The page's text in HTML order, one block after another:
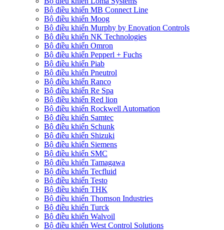
Bộ điều khiển MB Connect Line
Bộ điều khiển Moog
Bộ điều khiển Murphy by Enovation Controls
Bộ điều khiển NK Technologies
Bộ điều khiển Omron
Bộ điều khiển Pepperl + Fuchs
Bộ điều khiển Piab
Bộ điều khiển Pneutrol
Bộ điều khiển Ranco
Bộ điều khiển Re Spa
Bộ điều khiển Red lion
Bộ điều khiển Rockwell Automation
Bộ điều khiển Samtec
Bộ điều khiển Schunk
Bộ điều khiển Shizuki
Bộ điều khiển Siemens
Bộ điều khiển SMC
Bộ điều khiển Tamagawa
Bộ điều khiển Tecfluid
Bộ điều khiển Testo
Bộ điều khiển THK
Bộ điều khiển Thomson Industries
Bộ điều khiển Turck
Bộ điều khiển Walvoil
Bộ điều khiển West Control Solutions